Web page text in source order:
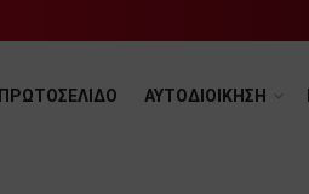
ΠΡΩΤΟΣΕΛΙΔΟ ΑΥΤΟΔΙΟΙΚΗΣΗ